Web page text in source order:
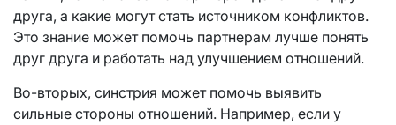
друга, а какие могут стать источником конфликтов.
Это знание может помочь партнерам лучше понять
друг друга и работать над улучшением отношений.
Во-вторых, синстрия может помочь выявить
сильные стороны отношений. Например, если у